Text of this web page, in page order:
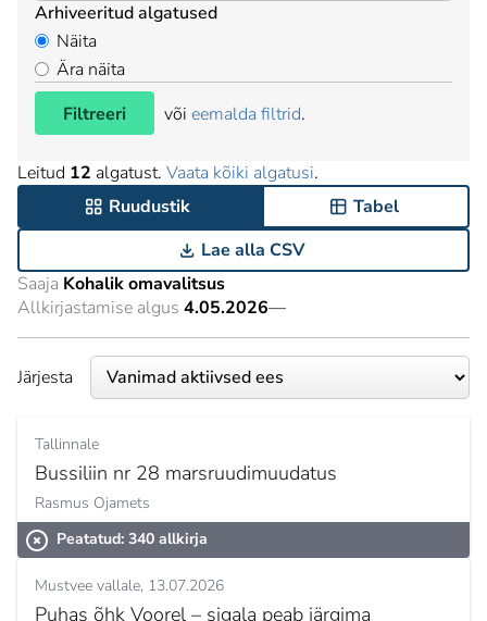
Arhiveeritud algatused
Näita
Ära näita
Filtreeri
või eemalda filtrid.
Leitud 12 algatust. Vaata kõiki algatusi.
Ruudustik
Tabel
Lae alla CSV
Saaja Kohalik omavalitsus
Allkirjastamise algus 4.05.2026—
Järjesta
Tallinnale
Bussiliin nr 28 marsruudimuudatus
Rasmus Ojamets
Peatatud: 340 allkirja
Mustvee vallale 13.07.2026
Puhas õhk Voorel – sigala peab järgima